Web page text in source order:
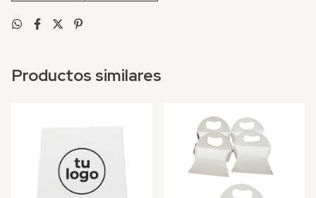
Productos similares